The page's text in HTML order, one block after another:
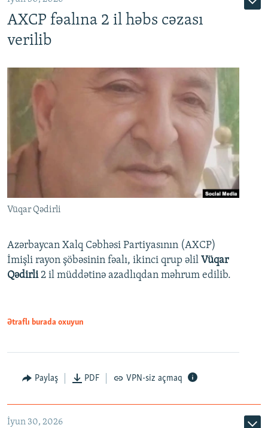
AXCP fəalına 2 il həbs cəzası
verilib
Vüqar Qədirli
Azərbaycan Xalq Cəbhəsi Partiyasının (AXCP)
İmişli rayon şöbəsinin fəalı, ikinci qrup əlil Vüqar
Qədirli2 il müddətinə azadlıqdan məhrum edilib.
Ətraflı burada oxuyun
Paylaş PDF VPN-siz açmaq
İyun 30, 2026